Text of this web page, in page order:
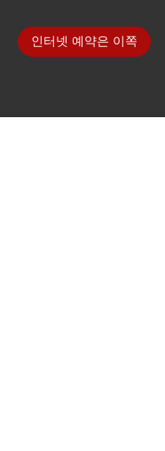
인터넷 예약은 이쪽